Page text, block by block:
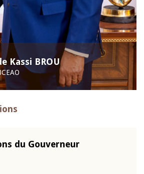
Kassi BROU
du Gouverneur